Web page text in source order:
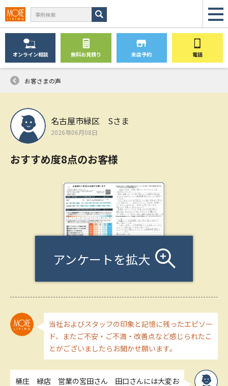
オンライン相談 無料お見積り 来店予約 電話
お客さまの声
名古屋市緑区 Sさま
2026年06月08日
おすすめ度8点のお客様
アンケートを拡大
当社およびスタッフの印象と記憶に残ったエピソー
ド、またご不安・ご不満・改善点など感じられたこ
とがございましたらお聞かせ願います。
桶庄 緑店 営業の宮田さん 田口さんには大変お